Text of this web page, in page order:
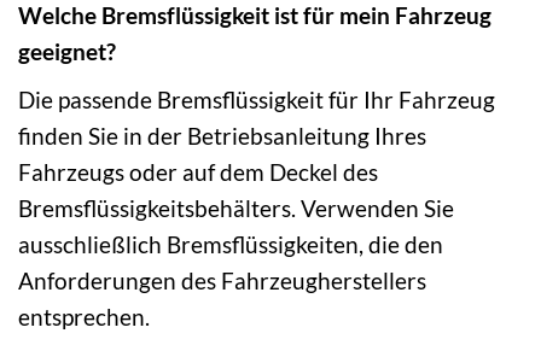
Welche Bremsflüssigkeit ist für mein Fahrzeug
geeignet?
Die passende Bremsflüssigkeit für Ihr Fahrzeug
finden Sie in der Betriebsanleitung Ihres
Fahrzeugs oder auf dem Deckel des
Bremsflüssigkeitsbehälters. Verwenden Sie
ausschließlich Bremsflüssigkeiten, die den
Anforderungen des Fahrzeugherstellers
entsprechen.